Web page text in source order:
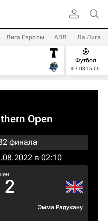
Лига Европы АПЛ Ла Лига
Футбол
07.08 15:00
Open
финала
в 02:10
2
Эмма Радукану